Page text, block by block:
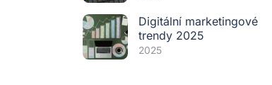
Digitální marketingové
trendy 2025
2025